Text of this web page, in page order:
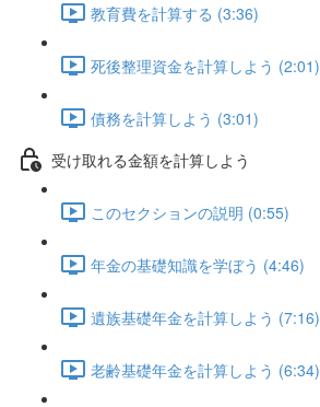
教育費を計算する (3:36)
死後整理資金を計算しよう (2:01)
債務を計算しよう (3:01)
受け取れる金額を計算しよう
このセクションの説明 (0:55)
年金の基礎知識を学ぼう (4:46)
遺族基礎年金を計算しよう (7:16)
老齢基礎年金を計算しよう (6:34)